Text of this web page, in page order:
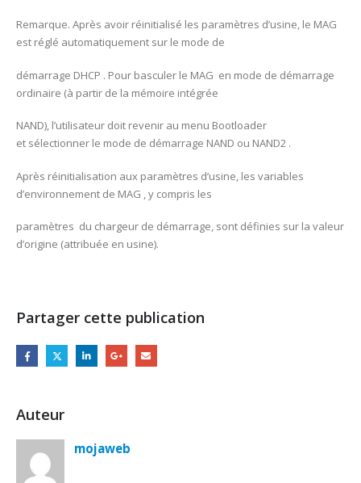
Remarque. Après avoir réinitialisé les paramètres d’usine, le MAG
est réglé automatiquement sur le mode de
démarrage DHCP . Pour basculer le MAG en mode de démarrage
ordinaire (à partir de la mémoire intégrée
NAND), l’utilisateur doit revenir au menu Bootloader
et sélectionner le mode de démarrage NAND ou NAND2 .
Après réinitialisation aux paramètres d’usine, les variables
d’environnement de MAG , y compris les
paramètres du chargeur de démarrage, sont définies sur la valeur
d’origine (attribuée en usine).
Partager cette publication
Auteur
mojaweb